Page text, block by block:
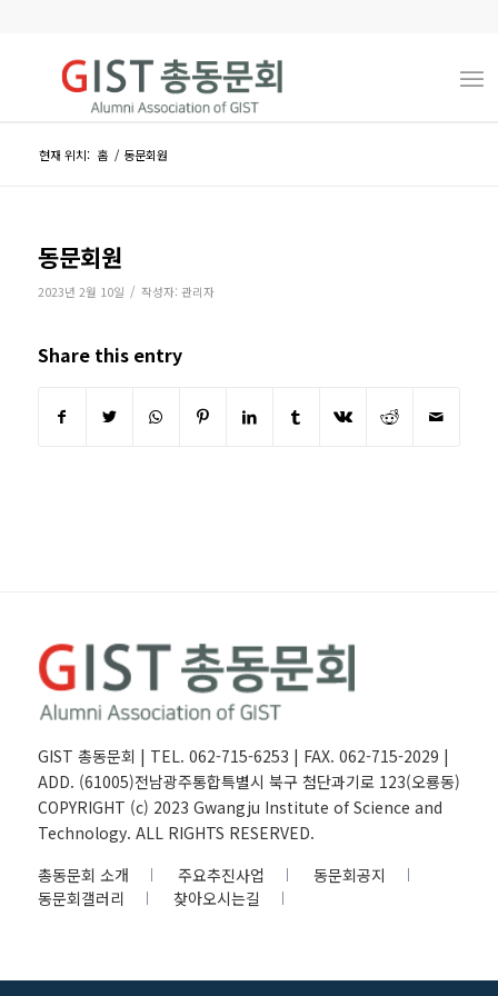
현재 위치: 홈 / 동문회원
동문회원
2023년 2월 10일 / 작성자: 관리자
Share this entry
GIST 총동문회 | TEL. 062-715-6253 | FAX. 062-715-2029 |
ADD. (61005)전남광주통합특별시 북구 첨단과기로 123(오룡동)
COPYRIGHT (c) 2023 Gwangju Institute of Science and
Technology. ALL RIGHTS RESERVED.
총동문회 소개
주요추진사업
동문회공지
동문회갤러리
찾아오시는길